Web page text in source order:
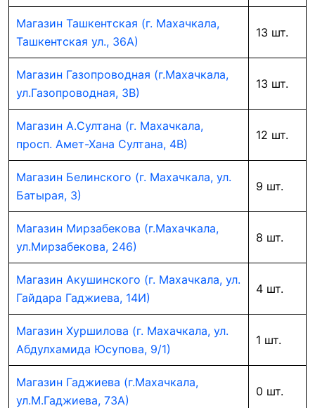
Магазин Ташкентская (г. Махачкала,
Ташкентская ул., 36А)
13 шт.
Магазин Газопроводная (г.Махачкала,
ул.Газопроводная, 3В)
13 шт.
Магазин А.Султана (г. Махачкала,
просп. Амет-Хана Султана, 4В)
12 шт.
Магазин Белинского (г. Махачкала, ул.
Батырая, 3)
9 шт.
Магазин Мирзабекова (г.Махачкала,
ул.Мирзабекова, 246)
8 шт.
Магазин Акушинского (г. Махачкала, ул.
Гайдара Гаджиева, 14И)
4 шт.
Магазин Хуршилова (г. Махачкала, ул.
Абдулхамида Юсупова, 9/1)
1 шт.
Магазин Гаджиева (г.Махачкала,
ул.М.Гаджиева, 73А)
0 шт.